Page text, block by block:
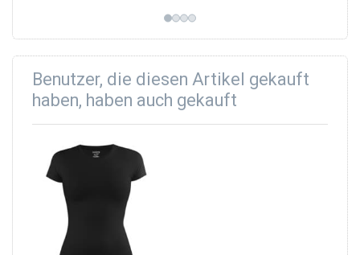
Benutzer, die diesen Artikel gekauft
haben, haben auch gekauft